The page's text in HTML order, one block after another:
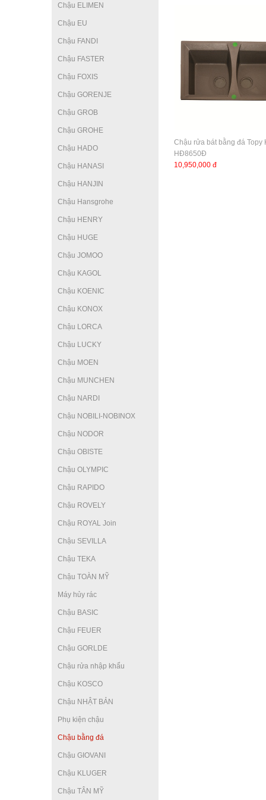
Chậu ELIMEN
Chậu EU
Chậu FANDI
Chậu FASTER
Chậu FOXIS
Chậu GORENJE
Chậu GROB
Chậu GROHE
Chậu HADO
Chậu HANASI
Chậu HANJIN
Chậu Hansgrohe
Chậu HENRY
Chậu HUGE
Chậu JOMOO
Chậu KAGOL
Chậu KOENIC
Chậu KONOX
Chậu LORCA
Chậu LUCKY
Chậu MOEN
Chậu MUNCHEN
Chậu NARDI
Chậu NOBILI-NOBINOX
Chậu NODOR
Chậu OBISTE
Chậu OLYMPIC
Chậu RAPIDO
Chậu ROVELY
Chậu ROYAL Join
Chậu SEVILLA
Chậu TEKA
Chậu TOÀN MỸ
Máy hủy rác
Chậu BASIC
Chậu FEUER
Chậu GORLDE
Chậu rửa nhập khẩu
Chậu KOSCO
Chậu NHẬT BẢN
Phụ kiện chậu
Chậu bằng đá
Chậu GIOVANI
Chậu KLUGER
Chậu TÂN MỸ
Chậu rửa bát bằng đá Topy
HĐ8650Đ
10,950,000 đ